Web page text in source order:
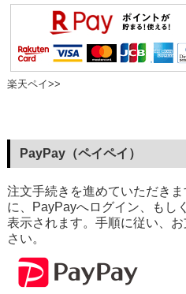
楽天ペイ>>
PayPay（ペイペイ）
注文手続きを進めていただき
に、PayPayへログイン、もし
表示されます。手順に従い、
さい。